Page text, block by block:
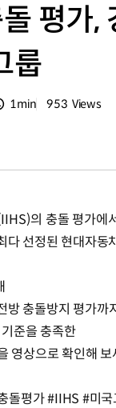
평가,
룹
1min 953 Views
의 충돌 평가에
다 선정된 현대자동
방 충돌방지 평가까
준을 충족한
영상으로 확인해 보
돌평가 #IIHS #미